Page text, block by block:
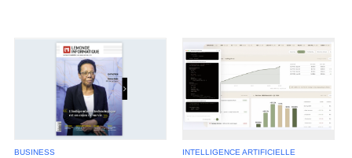
BUSINESS INTELLIGENCE ARTIFICIELLE